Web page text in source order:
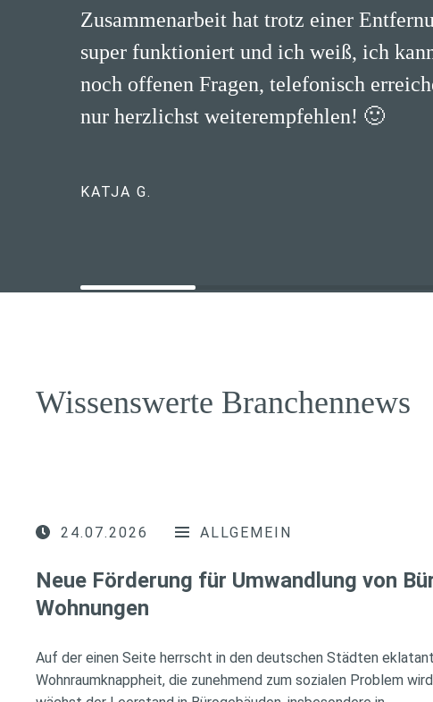
Zusammenarbeit hat trotz einer
super funktioniert und ich weiß, ich
noch offenen Fragen, telefonisch
nur herzlichst weiterempfehlen! 🙂
KATJA G.
Wissenswerte Branchennews
24.07.2026 ALLGEMEIN
Neue Förderung für Umwandlung von
Wohnungen
Auf der einen Seite herrscht in den deutschen Städten
Wohnraumknappheit, die zunehmend zum sozialen Problem